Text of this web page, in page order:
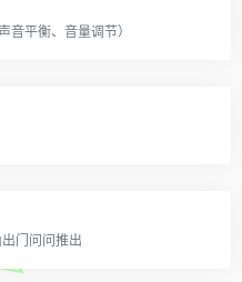
音平衡、音量调节）
门问问推出